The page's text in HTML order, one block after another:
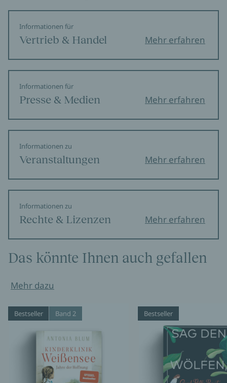
Informationen für
Vertrieb & Handel Mehr erfahren
Informationen für
Presse & Medien Mehr erfahren
Informationen zu
Veranstaltungen Mehr erfahren
Informationen zu
Rechte & Lizenzen Mehr erfahren
Das könnte Ihnen auch gefallen
Mehr dazu
Bestseller Band 2 Bestseller